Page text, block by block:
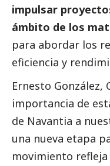
impulsar
ámbito de los
para abordar los
eficiencia y
Ernesto González,
importancia de
de Navantia a
una nueva etapa
movimiento